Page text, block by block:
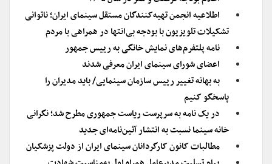
اطلاعیه انجمن تهیه‌کنندگان مستقل سینمای ایران؛ ناتوانی
تشکیلات تلویزیون با بودجه بی‌انتها در همراهی با مردم
نامه پلتفرم‌های نمایش خانگی به رییس جمهور
اعضای شورای سینمای ایران معرفی شدند
به بهانه تغییر رییس سازمان سینمایی/ باید مدیران را
پاسخگو کنیم
در یک نامه به سرپرست ریاست جمهوری مطرح شد؛ نگرانی
خانه سینما نسبت به انتشار آئین‌نامه‌ای جدید
مطالبات کانون کارگردانان سینمای ایران از دولت پزشکیان